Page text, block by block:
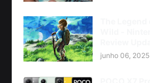
junho 06, 2025